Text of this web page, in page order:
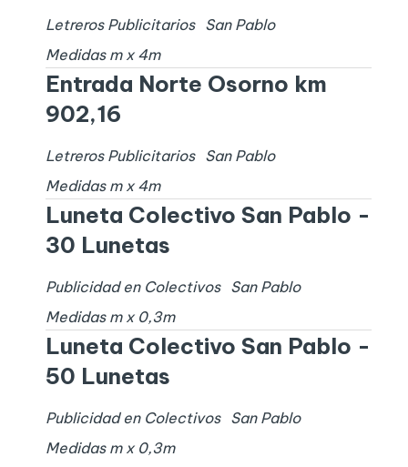
Letreros Publicitarios
San Pablo
Medidas m x 4m
Entrada Norte Osorno km
902,16
Letreros Publicitarios
San Pablo
Medidas m x 4m
Luneta Colectivo San Pablo -
30 Lunetas
Publicidad en Colectivos
San Pablo
Medidas m x 0,3m
Luneta Colectivo San Pablo -
50 Lunetas
Publicidad en Colectivos
San Pablo
Medidas m x 0,3m